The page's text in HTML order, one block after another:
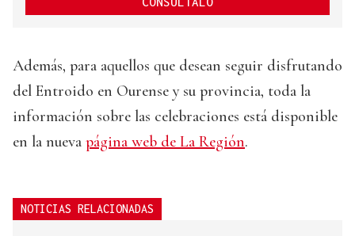
Además, para aquellos que desean seguir disfrutando
del Entroido en Ourense y su provincia, toda la
información sobre las celebraciones está disponible
en la nueva página web de La Región.
NOTICIAS RELACIONADAS